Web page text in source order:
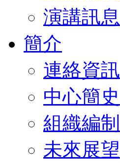
演講訊息
簡介
連絡資訊
中心簡史
組織編制
未來展望